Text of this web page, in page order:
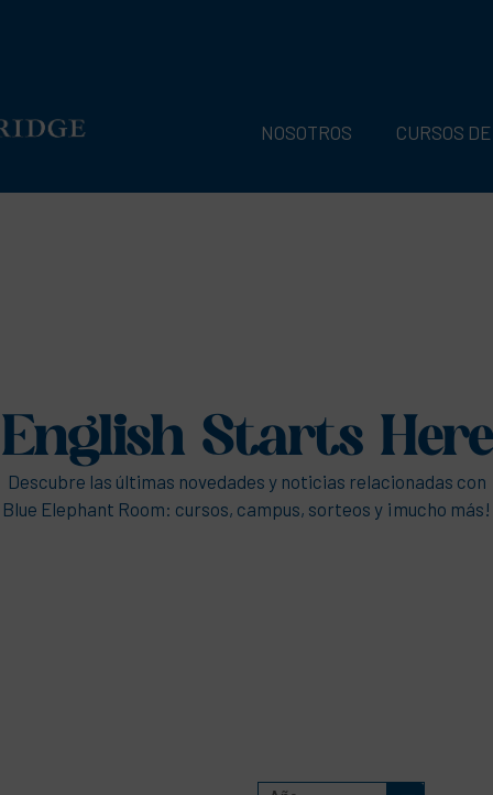
NOSOTROS CURSOS
English Starts Here
Descubre las últimas novedades y noticias relacionadas con
Blue Elephant Room: cursos, campus, sorteos y ¡mucho más!